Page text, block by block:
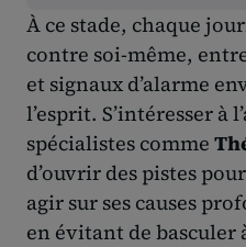
À ce stade, chaque
contre soi-même,
et signaux d’alarme
l’esprit. S’intéresser à
spécialistes comme
d’ouvrir des pistes pour
agir sur ses causes
en évitant de basculer